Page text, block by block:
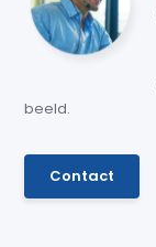
beeld.
Contact